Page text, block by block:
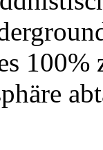
100%